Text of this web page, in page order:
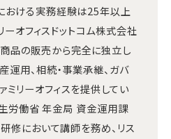
おける実務経験は25年以上
ーオフィスドットコム株式会社
品の販売から完全に独立し
運用、相続・事業承継、ガバ
ミリーオフィスを提供してい
労働省 年金局 資金運用課
修において講師を務め、リス